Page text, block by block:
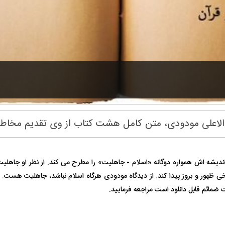
مودودی، متن کامل هشت کتاب از وی تقدیم
اندیشه اش همواره دوگانه «اسلام - جاهلیت» را مطرح می کند. از نظر او
و بروز پیدا کند. از دیدگاه مودودی هرگاه اسلام نباشد، جاهلیت
قابل دانلود است مراجعه فرمایید.